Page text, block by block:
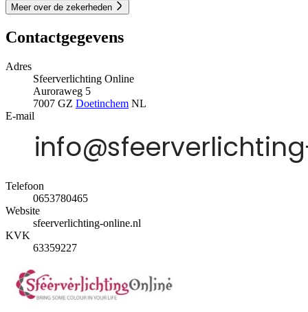
Meer over de zekerheden
Contactgegevens
Adres
Sfeerverlichting Online
Auroraweg 5
7007 GZ Doetinchem NL
E-mail
Telefoon
0653780465
Website
sfeerverlichting-online.nl
KVK
63359227